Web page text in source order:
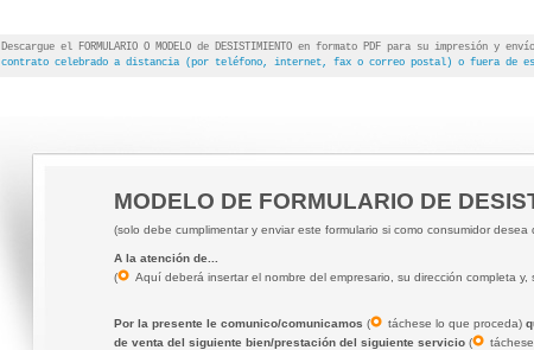
Descargue el FORMULARIO O MODELO de DESISTIMIENTO en formato PDF para su impresión y
contrato celebrado a distancia (por teléfono, internet, fax o correo postal) o fuera de
MODELO DE FORMULARIO DE
(solo debe cumplimentar y enviar este formulario si como consumidor desea
A la atención de
(
Aquí deberá insertar el nombre del empresario, su dirección completa
Por la presente le comunico/comunicamos ( táchese lo que proceda)
de venta del siguiente bien/prestación del siguiente servicio (